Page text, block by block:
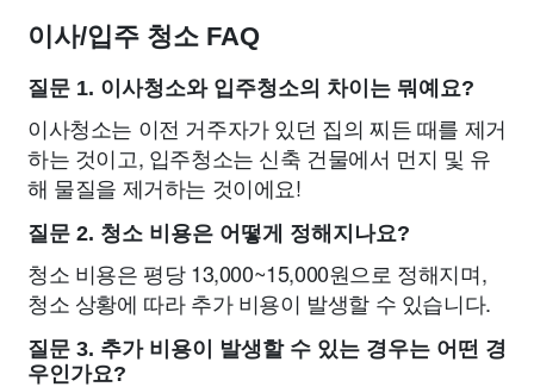
이사/입주 청소 FAQ
질문 1. 이사청소와 입주청소의 차이는 뭐예요?
이사청소는 이전 거주자가 있던 집의 찌든 때를 제거
하는 것이고, 입주청소는 신축 건물에서 먼지 및 유
해 물질을 제거하는 것이에요!
질문 2. 청소 비용은 어떻게 정해지나요?
청소 비용은 평당 13,000~15,000원으로 정해지며,
청소 상황에 따라 추가 비용이 발생할 수 있습니다.
질문 3. 추가 비용이 발생할 수 있는 경우는 어떤 경
우인가요?